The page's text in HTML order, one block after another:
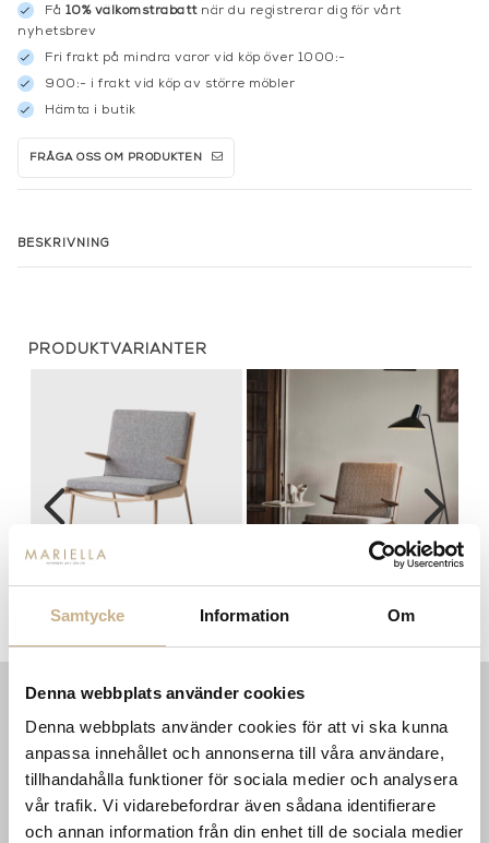
Samtycke Information Om
Denna webbplats använder cookies
Denna webbplats använder cookies för att vi ska kunna
anpassa innehållet och annonserna till våra användare,
tillhandahålla funktioner för sociala medier och analysera
vår trafik. Vi vidarebefordrar även sådana identifierare
och annan information från din enhet till de sociala medier
Få 10% välkomstrabattnär du registrerar dig för vårt
nyhetsbrev
Fri frakt på mindra varor vid köp över 1000:-
900:- i frakt vid köp av större möbler
Hämta i butik
FRÅGA OSS OM PRODUKTEN
BESKRIVNING
PRODUKTVARIANTER
INFORMATION
Startsidan
Köpvillkor
Om oss
Karriär
KONTAKT
MARIELLA INTERIORS
LILLA BROGATAN 9
503 30 BORÅS